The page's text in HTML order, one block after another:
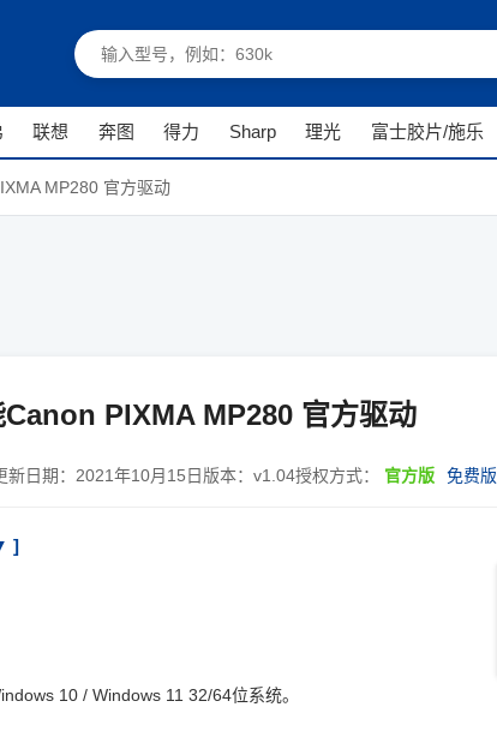
联想 奔图 得力 Sharp 理光 富士胶片/施乐
MP280 官方驱动
Canon PIXMA MP280 官方驱动
新日期： 2021年10月15日 版本： v1.04授权方式： 官方版 免费版
]
10 / Windows 11 32/64位系统。